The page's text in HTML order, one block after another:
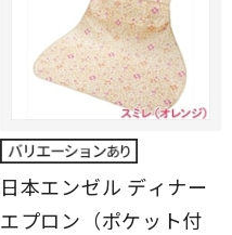
日本エンゼル ディナー
エプロン（ポケット付